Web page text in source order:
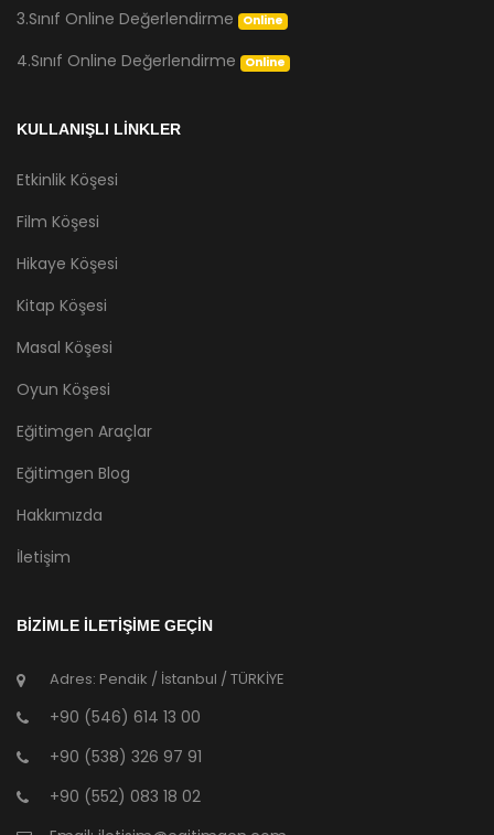
3.Sınıf Online Değerlendirme Online
4.Sınıf Online Değerlendirme Online
KULLANIŞLI LİNKLER
Etkinlik Köşesi
Film Köşesi
Hikaye Köşesi
Kitap Köşesi
Masal Köşesi
Oyun Köşesi
Eğitimgen Araçlar
Eğitimgen Blog
Hakkımızda
İletişim
BİZİMLE İLETİŞİME GEÇİN
Adres: Pendik / İstanbul / TÜRKİYE
+90 (546) 614 13 00
+90 (538) 326 97 91
+90 (552) 083 18 02